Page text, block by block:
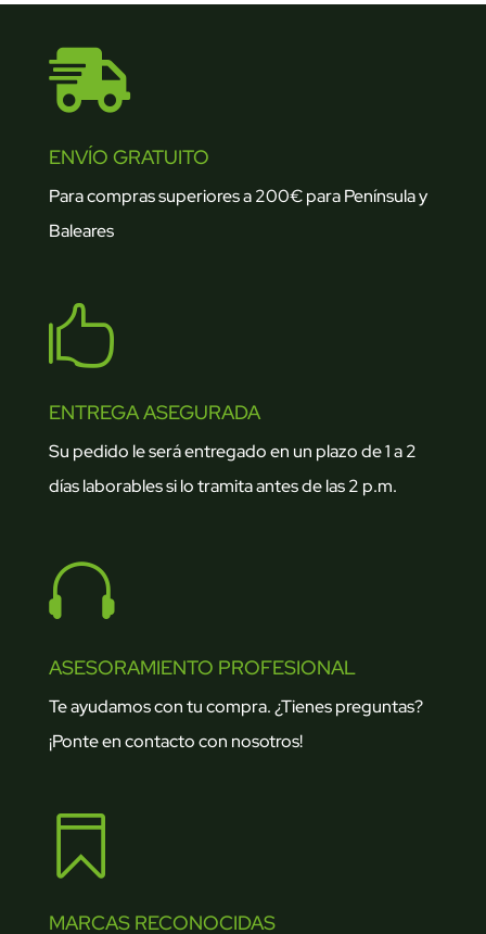

ENVÍO GRATUITO
Para compras superiores a 200€ para Península y
Baleares

ENTREGA ASEGURADA
Su pedido le será entregado en un plazo de 1 a 2
días laborables si lo tramita antes de las 2 p.m.

ASESORAMIENTO PROFESIONAL
Te ayudamos con tu compra. ¿Tienes preguntas?
¡Ponte en contacto con nosotros!

MARCAS RECONOCIDAS